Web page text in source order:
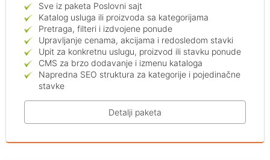
Sve iz paketa Poslovni sajt
Katalog usluga ili proizvoda sa kategorijama
Pretraga, filteri i izdvojene ponude
Upravljanje cenama, akcijama i redosledom stavki
Upit za konkretnu uslugu, proizvod ili stavku ponude
CMS za brzo dodavanje i izmenu kataloga
Napredna SEO struktura za kategorije i pojedinačne
stavke
Detalji paketa